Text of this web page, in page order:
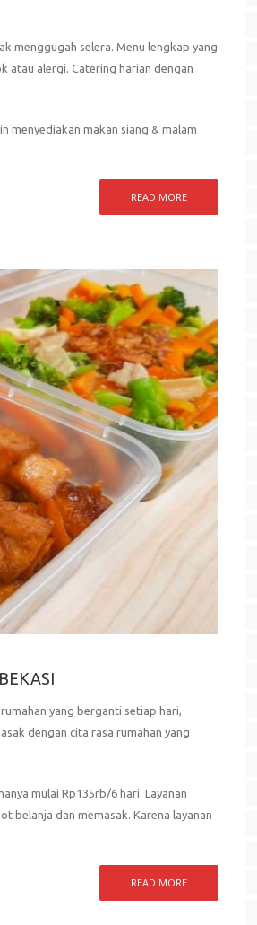
menggugah selera. Menu lengkap yang
atau alergi. Catering harian dengan
menyediakan makan siang & malam
READ MORE
yang berganti setiap hari,
dengan cita rasa rumahan yang
mulai Rp135rb/6 hari. Layanan
belanja dan memasak. Karena layanan
READ MORE